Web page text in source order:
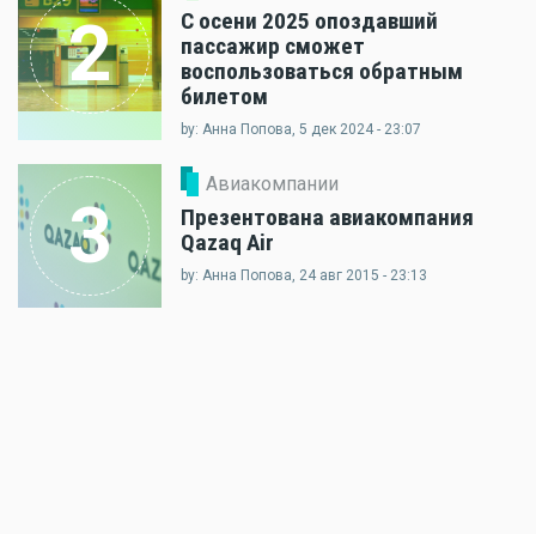
2
С осени 2025 опоздавший
пассажир сможет
воспользоваться обратным
билетом
by: Анна Попова, 5 дек 2024 - 23:07
3
Авиакомпании
Презентована авиакомпания
Qazaq Air
by: Анна Попова, 24 авг 2015 - 23:13